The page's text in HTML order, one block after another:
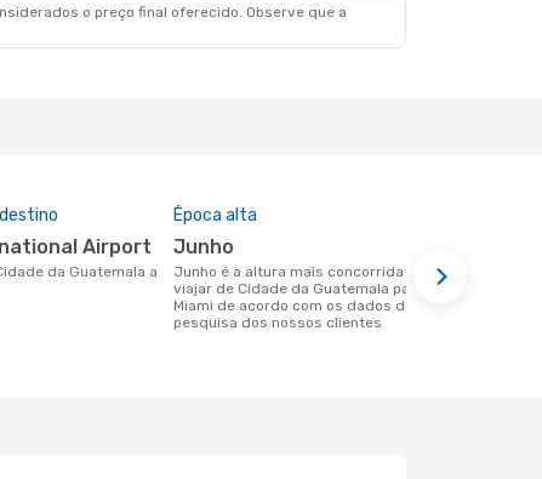
o preço final oferecido. Observe que a
Airport
Época alta
junho
junho é a altura mais concorrida para
viajar de Cidade da Guatemala para
Miami de acordo com os dados de
pesquisa dos nossos clientes